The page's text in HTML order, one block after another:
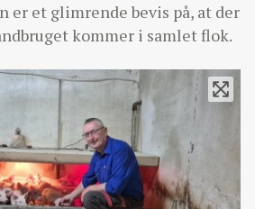
er et glimrende bevis på, at der
kommer i samlet flok.